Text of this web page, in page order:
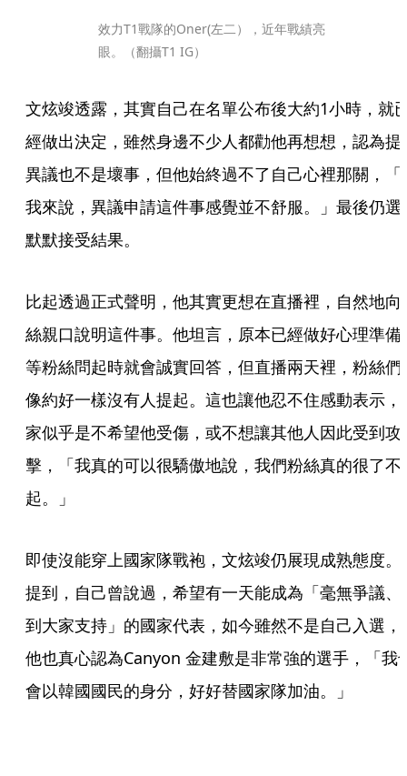
效力T1戰隊的Oner(左二），近年戰績亮
眼。（翻攝T1 IG）
文炫竣透露，其實自己在名單公布後大約1小時，就
經做出決定，雖然身邊不少人都勸他再想想，認為提
異議也不是壞事，但他始終過不了自己心裡那關，「
我來說，異議申請這件事感覺並不舒服。」最後仍選
默默接受結果。
比起透過正式聲明，他其實更想在直播裡，自然地向
絲親口說明這件事。他坦言，原本已經做好心理準備
等粉絲問起時就會誠實回答，但直播兩天裡，粉絲們
像約好一樣沒有人提起。這也讓他忍不住感動表示，
家似乎是不希望他受傷，或不想讓其他人因此受到攻
擊，「我真的可以很驕傲地說，我們粉絲真的很了不
起。」
即使沒能穿上國家隊戰袍，文炫竣仍展現成熟態度。
提到，自己曾說過，希望有一天能成為「毫無爭議、
到大家支持」的國家代表，如今雖然不是自己入選，
他也真心認為Canyon 金建敷是非常強的選手，「我
會以韓國國民的身分，好好替國家隊加油。」